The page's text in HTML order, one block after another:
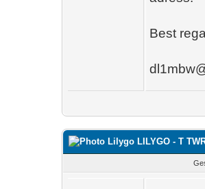
Best
Lilygo LILYGO - T